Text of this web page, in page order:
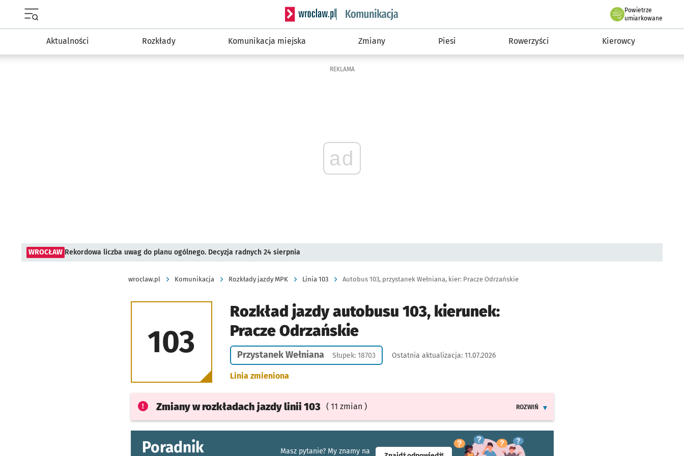
Serwis informacyjny wroclaw.pl podserwis: Komunikacja
Powietrze
we Wrocławiu
umiarkowane
Aktualności Rozkłady Komunikacja miejska Zmiany Piesi Rowerzyści Kierowcy
REKLAMA
ad
WROCŁAW Rekordowa liczba uwag do planu ogólnego. Decyzja radnych 24 sierpnia
wroclaw.pl Komunikacja Rozkłady jazdy MPK Linia 103 Autobus 103, przystanek Wełniana, kier: Pracze Odrzańskie
103
Rozkład jazdy autobusu 103, kierunek:
Pracze Odrzańskie
Przystanek Wełniana Słupek: 18703 Ostatnia aktualizacja: 11.07.2026
Linia zmieniona
Zmiany w rozkładach jazdylinii 103 ( 11 zmian )
ROZWIŃ
Poradnik
Masz pytanie? My znamy na